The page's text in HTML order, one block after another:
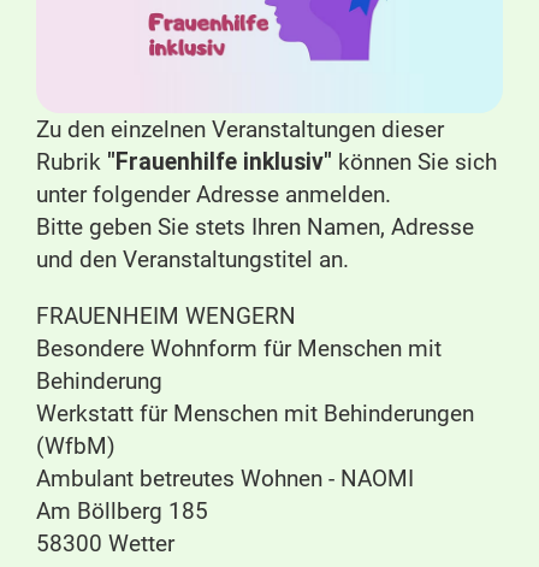
Zu den einzelnen Veranstaltungen dieser
Rubrik "Frauenhilfe inklusiv" können Sie sich
unter folgender Adresse anmelden.
Bitte geben Sie stets Ihren Namen, Adresse
und den Veranstaltungstitel an.
FRAUENHEIM WENGERN
Besondere Wohnform für Menschen mit
Behinderung
Werkstatt für Menschen mit Behinderungen
(WfbM)
Ambulant betreutes Wohnen - NAOMI
Am Böllberg 185
58300 Wetter